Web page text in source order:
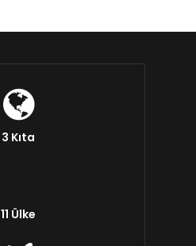
3 Kıta
11 Ülke